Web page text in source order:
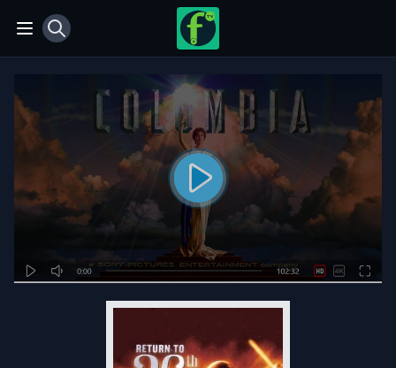
Open main menu
View notifications